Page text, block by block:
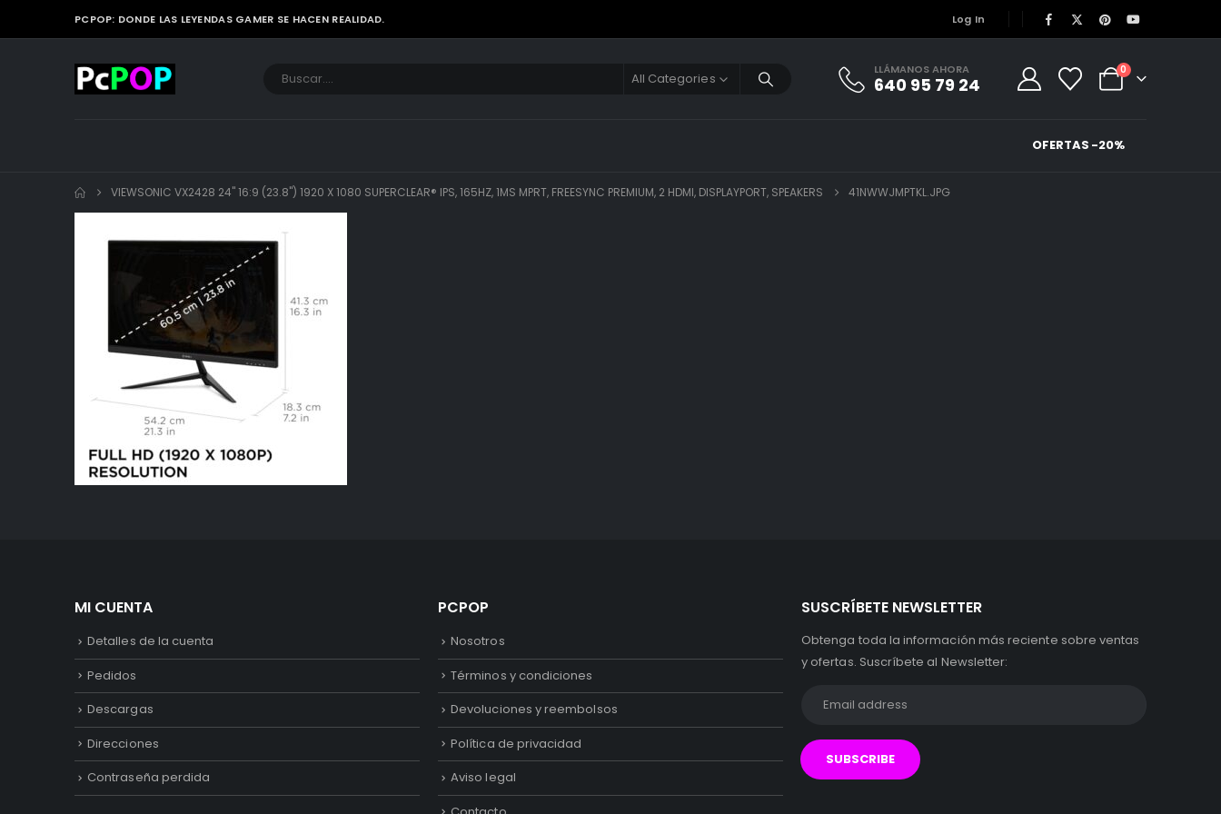
PCPOP: DONDE LAS LEYENDAS GAMER SE HACEN REALIDAD. Log In
All Categories
LLÁMANOS AHORA
640 95 79 24
0
OFERTAS -20%
VIEWSONIC VX2428 24" 16:9 (23.8") 1920 X 1080 SUPERCLEAR® IPS, 165HZ, 1MS MPRT, FREESYNC PREMIUM, 2 HDMI, DISPLAYPORT, SPEAKERS 41NWWJMPTKL.JPG
MI CUENTA
Detalles de la cuenta
Pedidos
Descargas
Direcciones
Contraseña perdida
PCPOP
Nosotros
Términos y condiciones
Devoluciones y reembolsos
Política de privacidad
Aviso legal
SUSCRÍBETE NEWSLETTER
Obtenga toda la información más reciente sobre ventas
y ofertas. Suscríbete al Newsletter: